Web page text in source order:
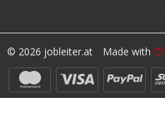
© 2026 jobleiter.at Made with